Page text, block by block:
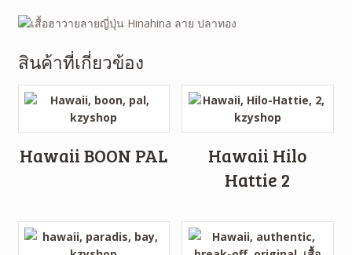
สินค้าที่เกี่ยวข้อง
Hawaii BOON PAL
Hawaii Hilo
Hattie 2